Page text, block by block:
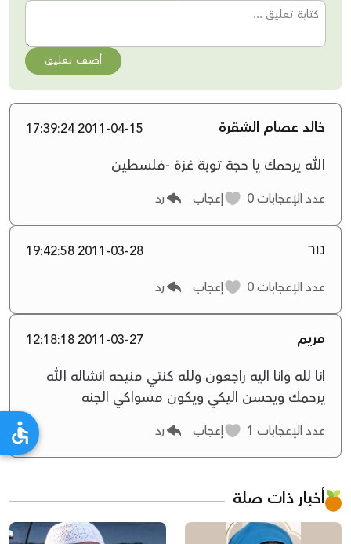
أضف تعليق
خالد عصام الشقرة 2011-04-15 17:39:24
الله يرحمك يا حجة توبة غزة -فلسطين
عدد الإعجابات إعجاب رد
נור
2011-03-28 19:42:58
عدد الإعجابات
إعجاب رد
مريم 2011-03-27 12:18:18
انا لله وانا اليه راجعون ولله كنتي منيحه انشاله الله
يرحمك ويحسن اليكي ويكون مسواكي الجنه
عدد الإعجابات إعجاب رد
أخبار ذات صلة